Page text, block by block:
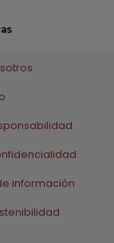
información